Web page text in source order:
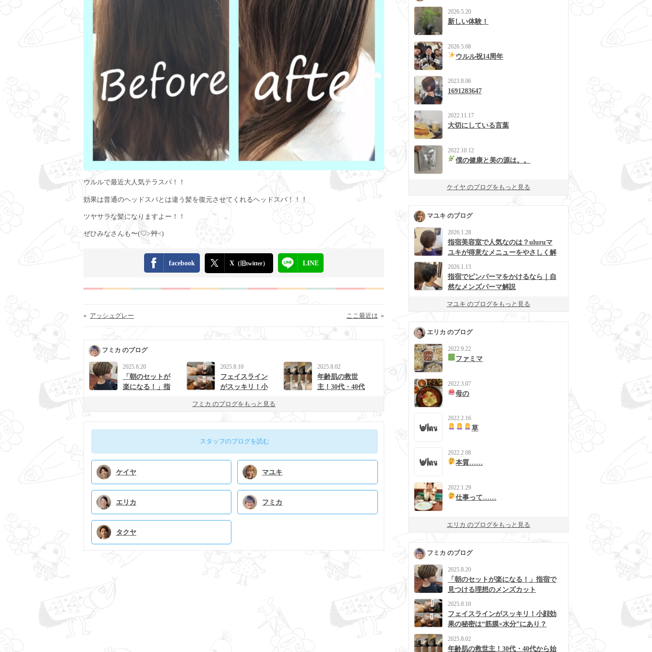
ウルルで最近大人気テラスパ！！
効果は普通のヘッドスパとは違う髪を復元させてくれるヘッドスパ！！！
ツヤサラな髪になりますよー！！
ぜひみなさんも〜(♡>艸<)
facebook X （旧twitter） LINE
« アッシュグレー »
ここ最近は
フミカ のブログ
2025.8.20
「朝のセットが
楽になる！」指
2025.8.10
フェイスライン
がスッキリ！小
は“筋膜×水分”に
2025.8.02
年齢肌の救世
主！30代・40代
フミカ のブログをもっと見る
スタッフのブログを読む
ケイヤ マユキ
エリカ フミカ
タクヤ
2026.5.20
新しい体験！
2026.5.08
ウルル祝14周年
2023.8.06
1691283647
2022.11.17
大切にしている言葉
2022.10.12
僕の健康と美の源は。。
ケイヤ のブログをもっと見る
マユキ のブログ
2026.1.28
指宿美容室で人気なのは？uluruマ
ユキが得意なメニューをやさしく解
2026.1.13
指宿でピンパーマをかけるなら｜自
然なメンズパーマ解説
マユキ のブログをもっと見る
エリカ のブログ
2022.9.22
ファミマ
2022.3.07
母の
2022.2.16
草
2022.2.08
本質……
2022.1.29
仕事って……
エリカ のブログをもっと見る
フミカ のブログ
2025.8.20
「朝のセットが楽になる！」指宿で
見つける理想のメンズカット
2025.8.10
フェイスラインがスッキリ！小顔効
果の秘密は“筋膜×水分”にあり？
2025.8.02
年齢肌の救世主！30代・40代から始